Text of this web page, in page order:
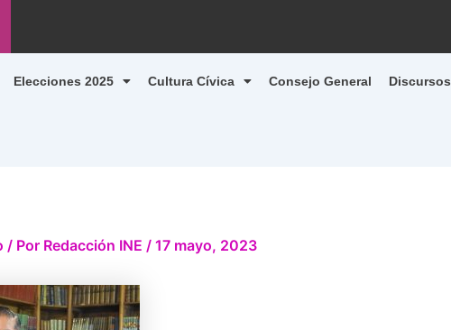
Elecciones 2025 Cultura Cívica Consejo General Discursos
/ Por Redacción INE / 17 mayo, 2023